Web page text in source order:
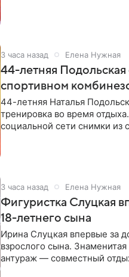
3 часа назад Елена Нужная
44-летняя Подольская
спортивном
44-летняя Наталья
тренировка во время
социальной сети снимки из
3 часа назад Елена Нужная
Фигуристка Слуцкая
18-летнего сына
Ирина Слуцкая впервые за
взрослого сына.
антураж — совместный